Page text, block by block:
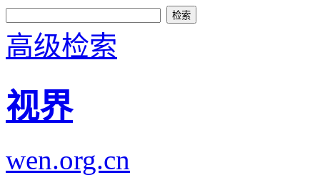
高级检索
视界
wen.org.cn